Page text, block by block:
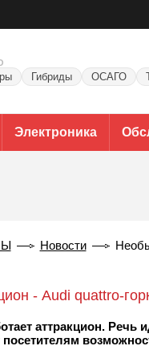
Гибриды ОСАГО
Электроника
Новости
- Audi quattro-
аттракцион.
посетителям